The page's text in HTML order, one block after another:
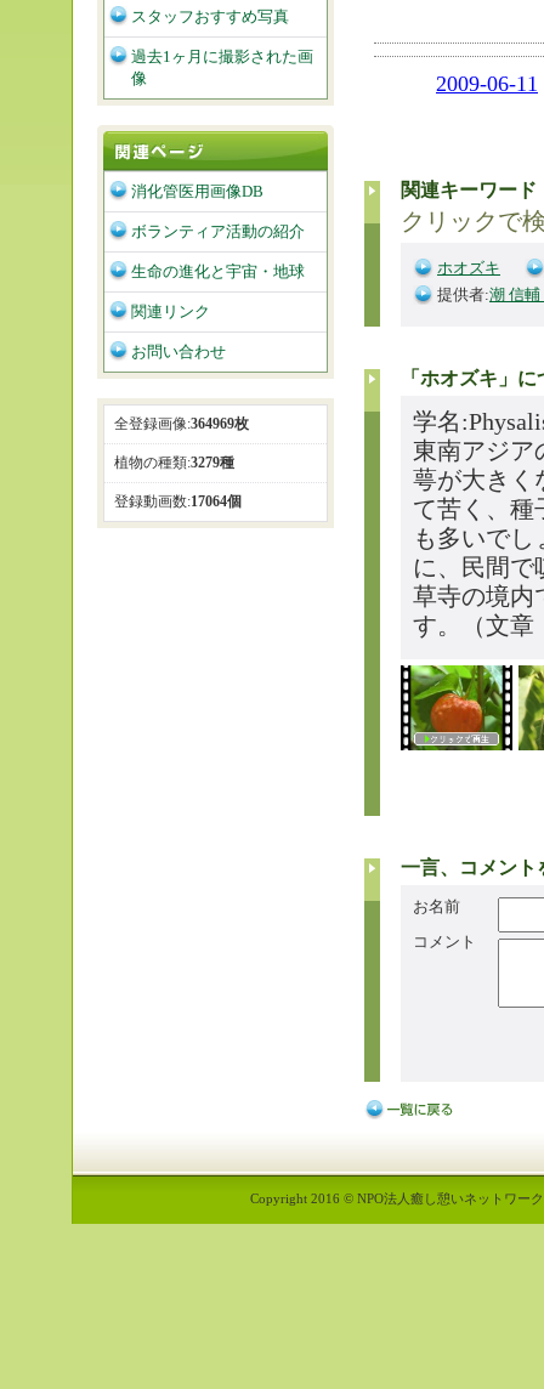
2009-06-11
関連キーワード
クリックで
ホオズキ
提供者:潮 信
「ホオズキ」
学名
東南アジア
萼が大きく
て苦く、種
も多いで
に、民間で
草寺の境内
す。（文章
一言、コメント
お名前
コメント
スタッフおすすめ写真
過去1ヶ月に撮影された画
像
消化管医用画像DB
ボランティア活動の紹介
生命の進化と宇宙・地球
関連リンク
お問い合わせ
全登録画像:364969枚
植物の種類:3279種
登録動画数:17064個
Copyright 2016 © NPO法人癒し憩いネットワー